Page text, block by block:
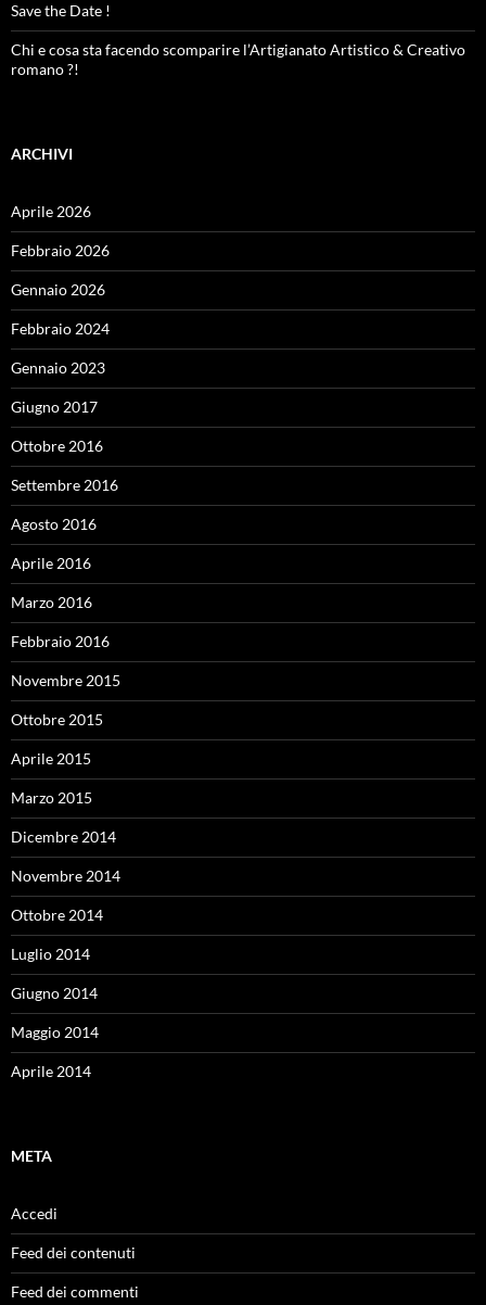
Save the Date !
Chi e cosa sta facendo scomparire l’Artigianato Artistico & Creativo
romano ?!
ARCHIVI
Aprile 2026
Febbraio 2026
Gennaio 2026
Febbraio 2024
Gennaio 2023
Giugno 2017
Ottobre 2016
Settembre 2016
Agosto 2016
Aprile 2016
Marzo 2016
Febbraio 2016
Novembre 2015
Ottobre 2015
Aprile 2015
Marzo 2015
Dicembre 2014
Novembre 2014
Ottobre 2014
Luglio 2014
Giugno 2014
Maggio 2014
Aprile 2014
META
Accedi
Feed dei contenuti
Feed dei commenti